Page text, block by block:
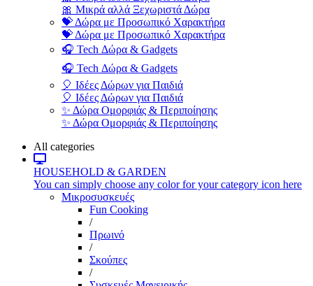
🎀 Μικρά αλλά Ξεχωριστά Δώρα
💝 Δώρα με Προσωπικό Χαρακτήρα
💝 Δώρα με Προσωπικό Χαρακτήρα
🎧 Tech Δώρα & Gadgets
🎧 Tech Δώρα & Gadgets
🎈 Ιδέες Δώρων για Παιδιά
🎈 Ιδέες Δώρων για Παιδιά
✨ Δώρα Ομορφιάς & Περιποίησης
✨ Δώρα Ομορφιάς & Περιποίησης
All categories
HOUSEHOLD & GARDEN
You can simply choose any color for your category icon here
Μικροσυσκευές
Fun Cooking
/
Πρωινό
/
Σκούπες
/